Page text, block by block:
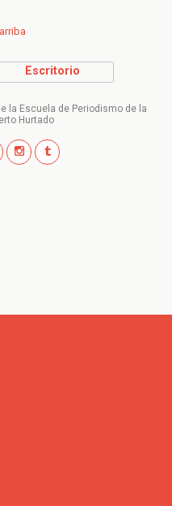
Escritorio
la Escuela de Periodismo de la
Hurtado